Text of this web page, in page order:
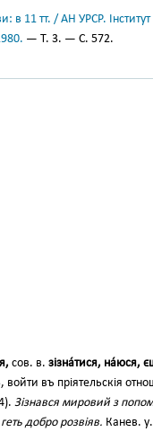
в 11 тт. / АН УРСР.
— Т. 3. — С. 572.
сов. в. зізна́тися, на́юся,
войти въ пріятельскія
Зізнався мировий з
добро розвіяв. Канев. у.